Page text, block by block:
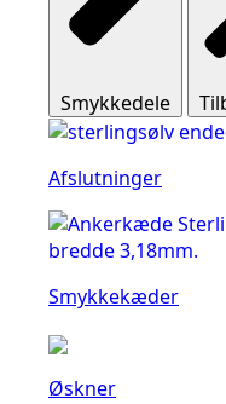
Smykkedele
Afslutninger
Smykkekæder
Øskner